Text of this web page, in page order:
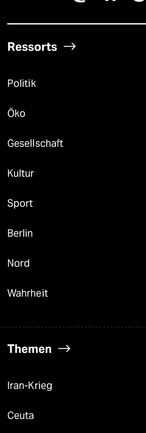
Ressorts
Politik
Öko
Gesellschaft
Kultur
Sport
Berlin
Nord
Wahrheit
Themen
Iran-Krieg
Ceuta